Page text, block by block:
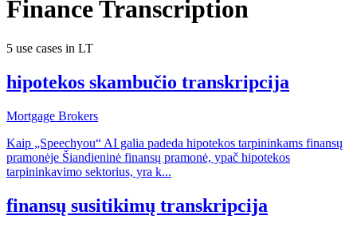
FinanceTranscription
5 use cases in LT
hipotekos skambučio transkripcija
Mortgage Brokers
Kaip „Speechyou“ AI galia padeda hipotekos tarpininkams finansų
pramonėje Šiandieninė finansų pramonė, ypač hipotekos
tarpininkavimo sektorius, yra k...
finansų susitikimų transkripcija